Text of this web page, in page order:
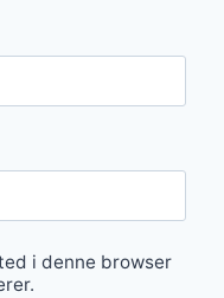
i denne browser